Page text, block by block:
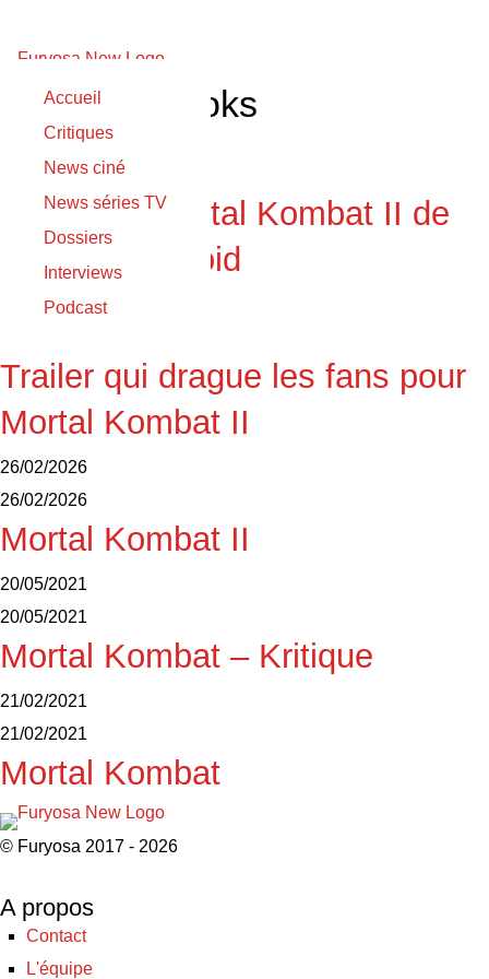
Accueil
Critiques
News ciné
News séries TV
Dossiers
Interviews
Podcast
Mehcad Brooks
14/05/2026
14/05/2026
Podcast : Mortal Kombat II de
Simon McQuoid
26/02/2026
Trailer qui drague les fans pour
Mortal Kombat II
26/02/2026
26/02/2026
Mortal Kombat II
20/05/2021
20/05/2021
Mortal Kombat – Kritique
21/02/2021
21/02/2021
Mortal Kombat
© Furyosa 2017 - 2026
A propos
Contact
L'équipe